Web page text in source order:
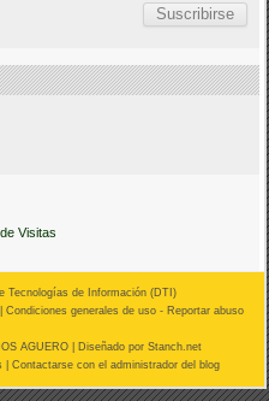
Visitas
Tecnologías de Información (DTI )
Condiciones generales de uso- Reportar abuso
AGUERO | Diseñado por Stanch.net
| Contactarse con el administrador del blog